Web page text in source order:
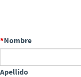
Nombre
Apellido